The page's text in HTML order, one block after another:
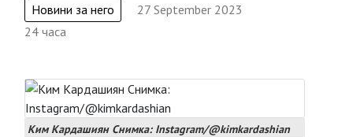
Новини за него
27 September 2023
24 часа
Ким Кардашиян Снимка: Instagram/@kimkardashian